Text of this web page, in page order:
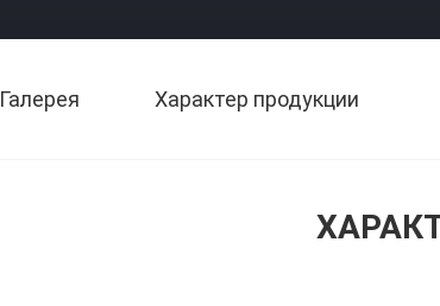
Галерея Характер продукции